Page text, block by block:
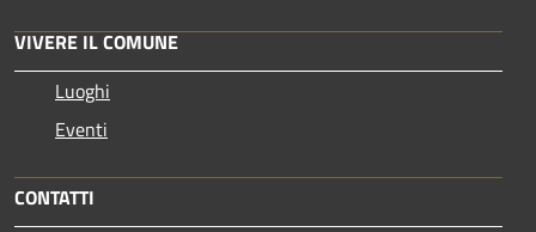
VIVERE IL COMUNE
Luoghi
Eventi
CONTATTI